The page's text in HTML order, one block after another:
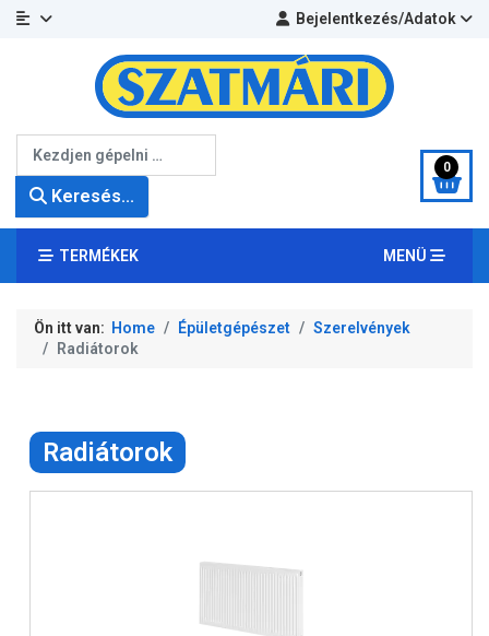
Bejelentkezés/Adatok
Keresés...
0
TERMÉKEK MENÜ
Ön itt van: Home Épületgépészet
Szerelvények
Radiátorok
Radiátorok